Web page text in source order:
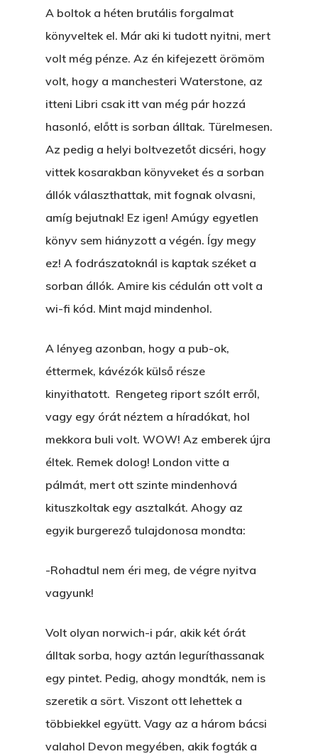
A boltok a héten brutális forgalmat
könyveltek el. Már aki ki tudott nyitni, mert
volt még pénze. Az én kifejezett örömöm
volt, hogy a manchesteri Waterstone, az
itteni Libri csak itt van még pár hozzá
hasonló, előtt is sorban álltak. Türelmesen.
Az pedig a helyi boltvezetőt dicséri, hogy
vittek kosarakban könyveket és a sorban
állók választhattak, mit fognak olvasni,
amíg bejutnak! Ez igen! Amúgy egyetlen
könyv sem hiányzott a végén. Így megy
ez! A fodrászatoknál is kaptak széket a
sorban állók. Amire kis cédulán ott volt a
wi-fi kód. Mint majd mindenhol.
A lényeg azonban, hogy a pub-ok,
éttermek, kávézók külső része
kinyithatott. Rengeteg riport szólt erről,
vagy egy órát néztem a híradókat, hol
mekkora buli volt. WOW! Az emberek újra
éltek. Remek dolog! London vitte a
pálmát, mert ott szinte mindenhová
kituszkoltak egy asztalkát. Ahogy az
egyik burgerező tulajdonosa mondta:
-Rohadtul nem éri meg, de végre nyitva
vagyunk!
Volt olyan norwich-i pár, akik két órát
álltak sorba, hogy aztán leguríthassanak
egy pintet. Pedig, ahogy mondták, nem is
szeretik a sört. Viszont ott lehettek a
többiekkel együtt. Vagy az a három bácsi
valahol Devon megyében, akik fogták a